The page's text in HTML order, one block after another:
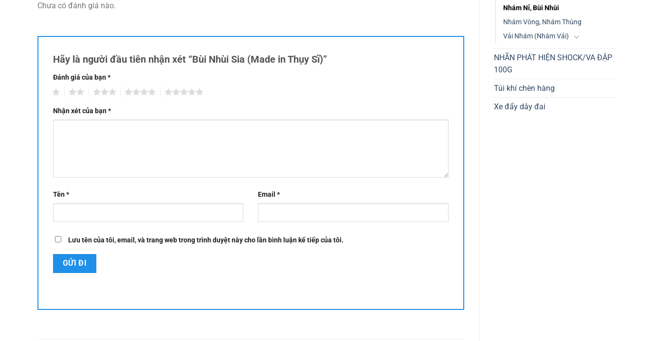
Nhám Nỉ, Bùi Nhùi
Nhám Vòng, Nhám Thùng
Vải Nhám (Nhám Vải)
NHÃN PHÁT HIỆN SHOCK/VA ĐẬP
100G
Túi khí chèn hàng
Xe đẩy dây đai
Chưa có đánh giá nào.
Hãy là người đầu tiên nhận xét “Bùi Nhùi Sia (Made in Thụy Sĩ)”
Đánh giá của bạn*
Nhận xét của bạn*
Tên* Email*
Lưu tên của tôi, email, và trang web trong trình duyệt này cho lần bình luận kế tiếp của tôi.